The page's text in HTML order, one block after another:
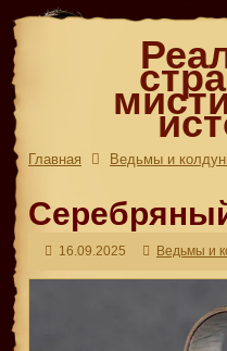
Главная Ведьмы и
16.09.2025 Ведьмы и